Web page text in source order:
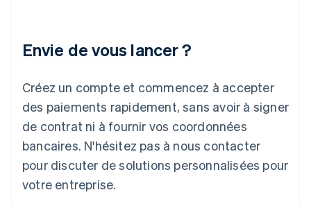
Envie de vous lancer ?
Créez un compte et commencez à accepter
des paiements rapidement, sans avoir à signer
de contrat ni à fournir vos coordonnées
bancaires. N'hésitez pas à nous contacter
pour discuter de solutions personnalisées pour
votre entreprise.
Japon
Lettonie
English
Liechtenstein
DeutschEnglish
Lituanie
Luxembourg
FrançaisDeutschEnglish